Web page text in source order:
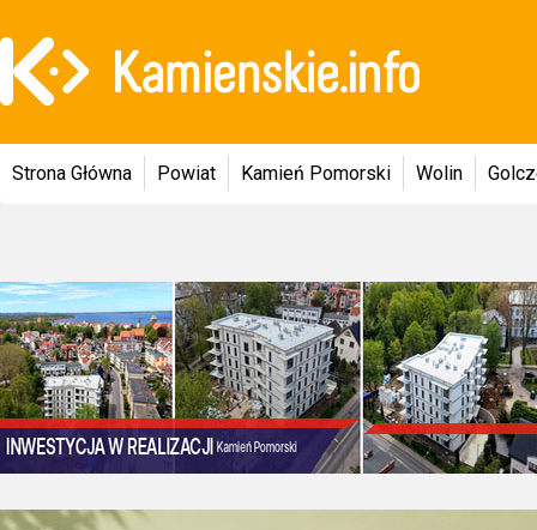
Strona Główna Powiat Kamień Pomorski Wolin